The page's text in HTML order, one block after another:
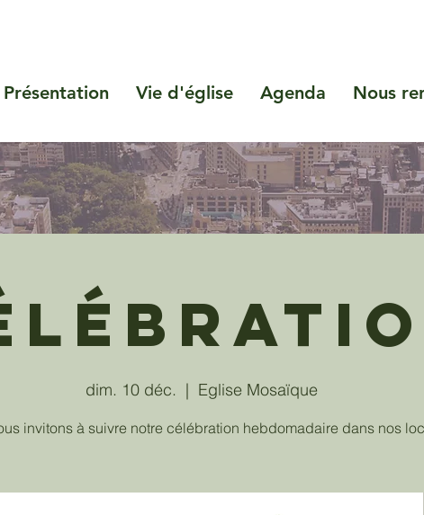
Présentation Vie d'église Agenda Nous
dim. 10 déc.
  |
Eglise Mosaïque
invitons à suivre notre célébration hebdomadaire dans nos